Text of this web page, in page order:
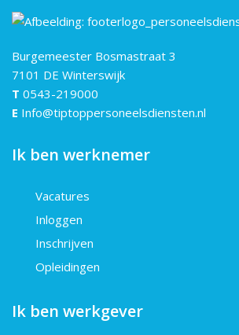
Burgemeester Bosmastraat 3
7101 DE Winterswijk
T 0543-219000
E Info@tiptoppersoneelsdiensten.nl
Ik ben werknemer
Vacatures
Inloggen
Inschrijven
Opleidingen
Ik ben werkgever